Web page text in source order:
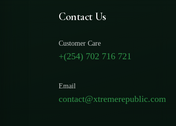
Contact Us
Customer Care
+(254) 702 716 721
Email
contact@xtremerepublic.com